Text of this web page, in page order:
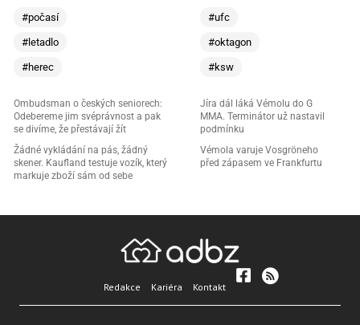
#počasí
#letadlo
#herec
Ombudsman o českých seniorech:
Odebereme jim svéprávnost a pak
se divíme, že přestávají žít
Žádné vykládání na pás, žádný
skener. Kaufland testuje vozík, který
markuje zboží sám od sebe
#ufc
#oktagon
#ksw
Jíra dál láká Vémolu do G
MMA. Terminátor už nastavil
podmínku
Vémola varuje Vosgröneho
před zápasem ve Frankfurtu
Redakce Kariéra Kontakt